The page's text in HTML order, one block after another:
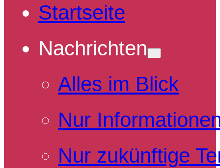
Startseite
Nachrichten
Alles im Blick
Nur
Nur zukünftige